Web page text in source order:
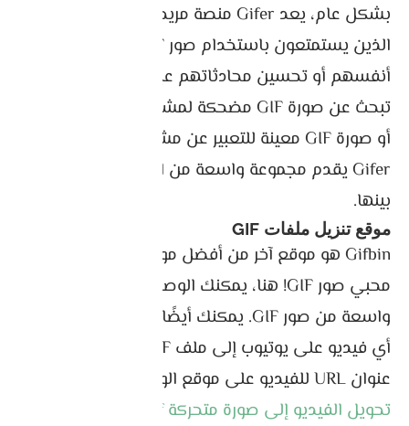
بشكل عام، يعد Gifer منصة مريحة ومسلية لأولئك
أنفسهم أو تحسين محادثاتهم عبر الإنترنت. سواء كنت
تبحث عن صورة GIF مضحكة لمشاركتها مع الأصدقاء
أو صورة GIF معينة للتعبير عن مشاعر معينة، فإن
Gifer يقدم مجموعة واسعة من الخيارات للاختيار من
بينها.
موقع تنزيل ملفات GIF
محبي صور GIF! هنا، يمكنك الوصول إلى مجموعة
واسعة من صور GIF. يمكنك أيضًا إضافة موسيقى من
عنوان URL للفيديو على موقع الويب , بالإضافة إلى
تحويل الفيديو إلى صورة متحركة Gif